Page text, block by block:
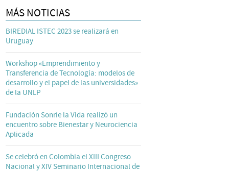
MÁS NOTICIAS
BIREDIAL ISTEC 2023 se realizará en
Uruguay
Workshop «Emprendimiento y
Transferencia de Tecnología: modelos de
desarrollo y el papel de las universidades»
de la UNLP
Fundación Sonríe la Vida realizó un
encuentro sobre Bienestar y Neurociencia
Aplicada
Se celebró en Colombia el XIII Congreso
Nacional y XIV Seminario Internacional de